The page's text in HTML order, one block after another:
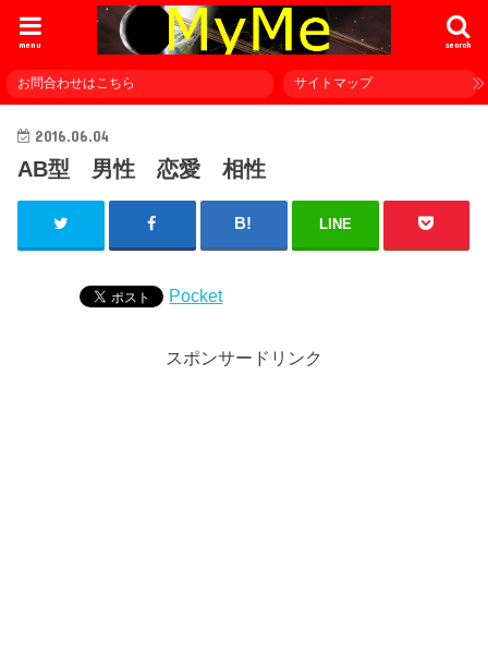
search
menu
お問合わせはこちら サイトマップ
2016.06.04
AB型 男性 恋愛 相性
LINE
Pocket
スポンサードリンク